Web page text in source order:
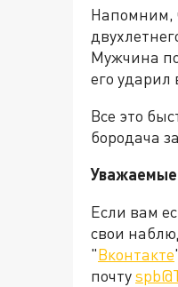
Напомним,
Мужчина
его
Все это
бородача
Если вам
свои
"Вконтакте
почту